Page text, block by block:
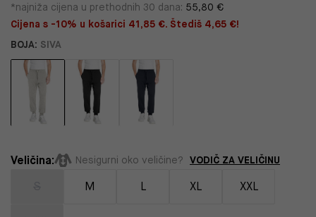
*najniža cijena u prethodnih 30 dana: 55,80 €
Cijena s -10% u košarici 41,85 €. Štediš 4,65 €!
BOJA: SIVA
Veličina: Nesigurni oko veličine? VODIČ ZA VELIČINU
M L XL XXL